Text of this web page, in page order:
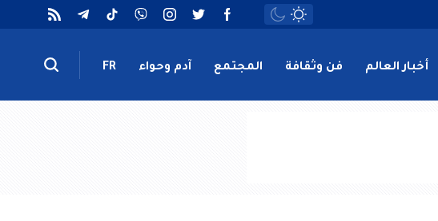
أخبار العالم فن وثقافة المجتمع آدم وحواء FR